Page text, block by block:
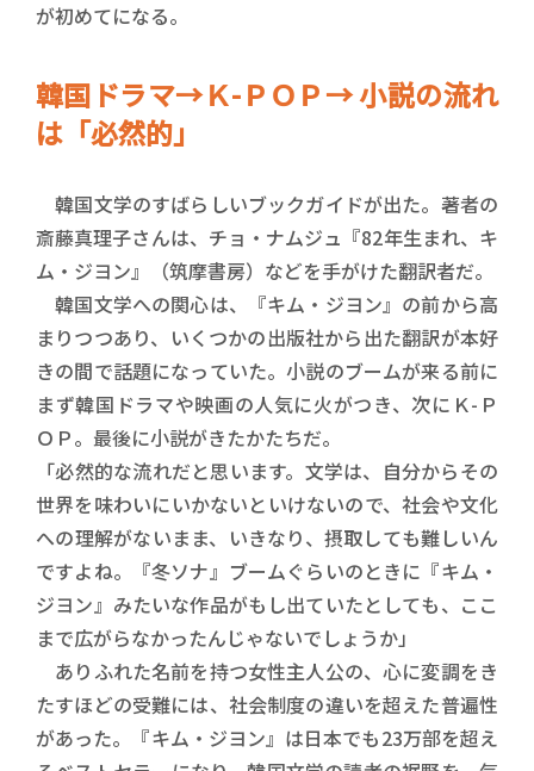
が初めてになる。
韓国ドラマ→Ｋ-ＰＯＰ→ 小説の流れ
は「必然的」
韓国文学のすばらしいブックガイドが出た。著者の
斎藤真理子さんは、チョ・ナムジュ『82年生まれ、キ
ム・ジヨン』（筑摩書房）などを手がけた翻訳者だ。
韓国文学への関心は、『キム・ジヨン』の前から高
まりつつあり、いくつかの出版社から出た翻訳が本好
きの間で話題になっていた。小説のブームが来る前に
まず韓国ドラマや映画の人気に火がつき、次にＫ-Ｐ
ＯＰ。最後に小説がきたかたちだ。
「必然的な流れだと思います。文学は、自分からその
世界を味わいにいかないといけないので、社会や文化
への理解がないまま、いきなり、摂取しても難しいん
ですよね。『冬ソナ』ブームぐらいのときに『キム・
ジヨン』みたいな作品がもし出ていたとしても、ここ
まで広がらなかったんじゃないでしょうか」
ありふれた名前を持つ女性主人公の、心に変調をき
たすほどの受難には、社会制度の違いを超えた普遍性
があった。『キム・ジヨン』は日本でも23万部を超え